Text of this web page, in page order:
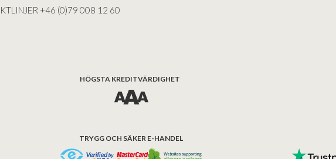
+46 (0)79 008 12 60
HÖGSTA KREDITVÄRDIGHET
TRYGG OCH SÄKER E-HANDEL